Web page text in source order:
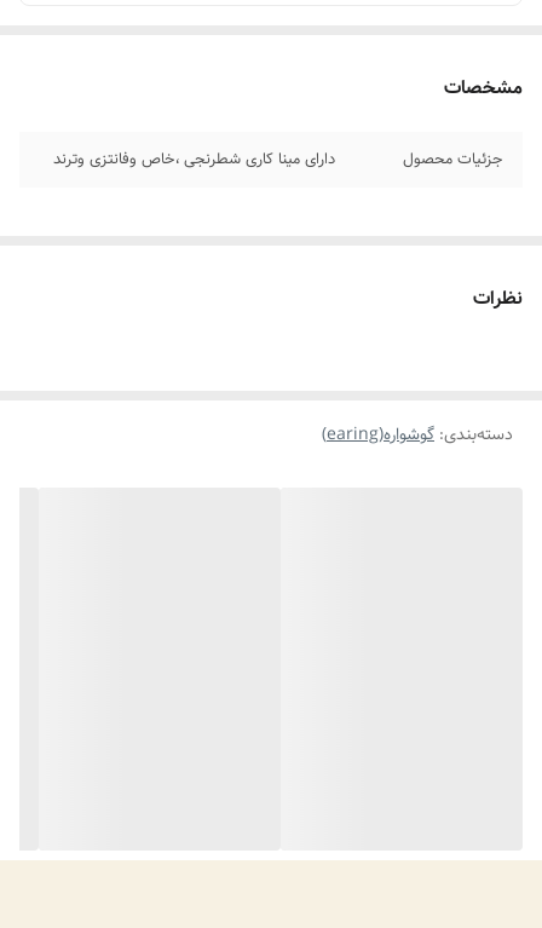
مشخصات
جزئیات محصول دارای مینا کاری شطرنجی ،خاص وفانتزی وترند
نظرات
دسته‌بندی: گوشواره(earing)